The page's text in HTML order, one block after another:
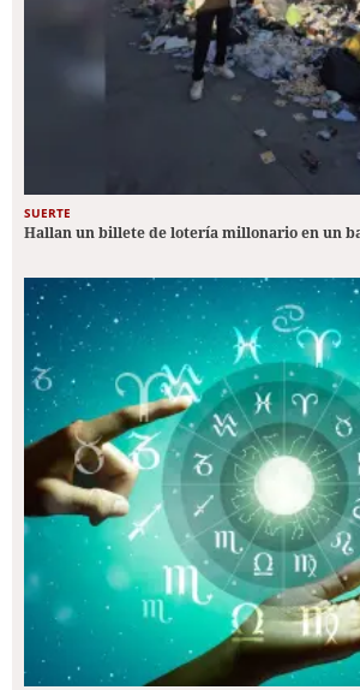
SUERTE
Hallan un billete de lotería millonario en un